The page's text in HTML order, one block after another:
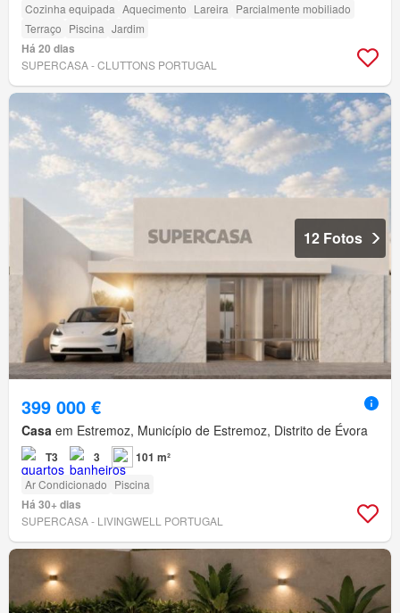
Cozinha equipada Aquecimento Lareira Parcialmente mobiliado
Terraço Piscina Jardim
Há 20 dias
SUPERCASA - CLUTTONS PORTUGAL
12 Fotos
399 000 €
Casa em Estremoz, Município de Estremoz, Distrito de Évora
T3 3 101 m²
Ar Condicionado Piscina
Há 30+ dias
SUPERCASA - LIVINGWELL PORTUGAL